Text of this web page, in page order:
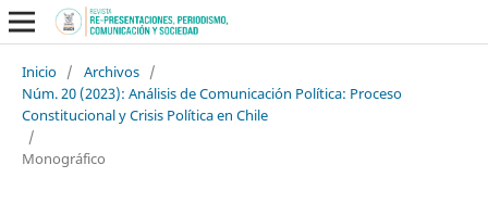
Inicio / Archivos /
Núm. 20 (2023): Análisis de Comunicación Política: Proceso
Constitucional y Crisis Política en Chile
/
Monográfico